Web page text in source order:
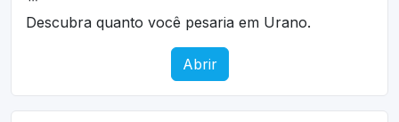
Descubra quanto você pesaria em Urano.
Abrir